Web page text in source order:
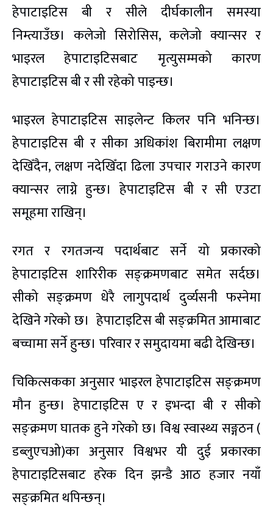
हेपाटाइटिस बी र सीले दीर्घकालीन समस्या
निम्त्याउँछ। कलेजो सिरोसिस, कलेजो क्यान्सर र
भाइरल हेपाटाइटिसबाट मृत्युसम्मको कारण
हेपाटाइटिस बी र सी रहेको पाइन्छ।
भाइरल हेपाटाइटिस साइलेन्ट किलर पनि भनिन्छ।
हेपाटाइटिस बी र सीका अधिकांश बिरामीमा लक्षण
देखिँदैन, लक्षण नदेखिँदा ढिला उपचार गराउने कारण
क्यान्सर लाग्ने हुन्छ। हेपाटाइटिस बी र सी एउटा
समूहमा राखिन्।
रगत र रगतजन्य पदार्थबाट सर्ने यो प्रकारको
हेपाटाइटिस शारिरीक सङ्क्रमणबाट समेत सर्दछ।
सीको सङ्क्रमण धेरै लागुपदार्थ दुर्व्यसनी फस्नेमा
देखिने गरेको छ। हेपाटाइटिस बी सङ्क्रमित आमाबाट
बच्चामा सर्ने हुन्छ। परिवार र समुदायमा बढी देखिन्छ।
चिकित्सकका अनुसार भाइरल हेपाटाइटिस सङ्क्रमण
मौन हुन्छ। हेपाटाइटिस ए र इभन्दा बी र सीको
सङ्क्रमण घातक हुने गरेको छ। विश्व स्वास्थ्य सङ्गठन (
डब्लुएचओ)का अनुसार विश्वभर यी दुई प्रकारका
हेपाटाइटिसबाट हरेक दिन झन्डै आठ हजार नयाँ
सङ्क्रमित थपिन्छन्।